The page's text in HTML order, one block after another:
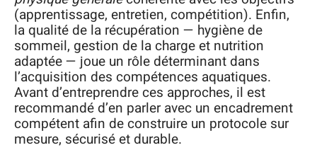
(apprentissage, entretien, compétition). Enfin,
la qualité de la récupération — hygiène de
sommeil, gestion de la charge et nutrition
adaptée — joue un rôle déterminant dans
l’acquisition des compétences aquatiques.
Avant d’entreprendre ces approches, il est
recommandé d’en parler avec un encadrement
compétent afin de construire un protocole sur
mesure, sécurisé et durable.